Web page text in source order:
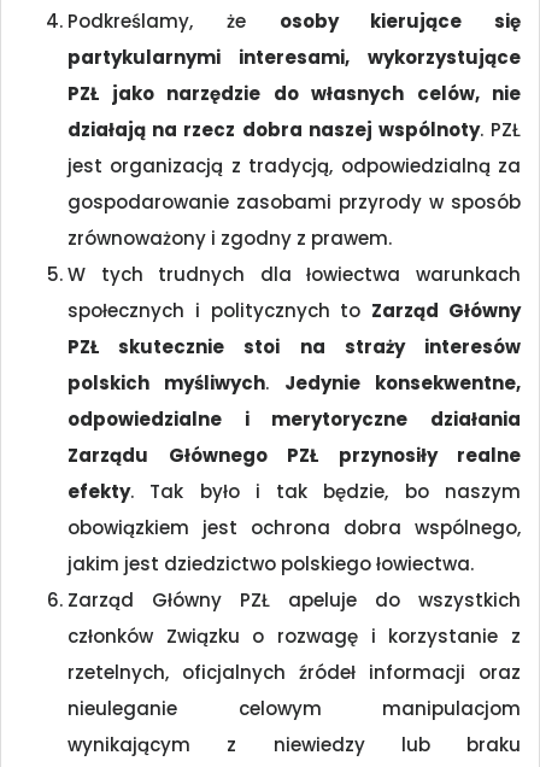
Podkreślamy, że osoby kierujące się
partykularnymi interesami, wykorzystujące
PZŁ jako narzędzie do własnych celów, nie
działają na rzecz dobra naszej wspólnoty. PZŁ
jest organizacją z tradycją, odpowiedzialną za
gospodarowanie zasobami przyrody w sposób
zrównoważony i zgodny z prawem.
W tych trudnych dla łowiectwa warunkach
społecznych i politycznych to Zarząd Główny
PZŁ skutecznie stoi na straży interesów
polskich myśliwych. Jedynie konsekwentne,
odpowiedzialne i merytoryczne działania
Zarządu Głównego PZŁ przynosiły realne
efekty. Tak było i tak będzie, bo naszym
obowiązkiem jest ochrona dobra wspólnego,
jakim jest dziedzictwo polskiego łowiectwa.
Zarząd Główny PZŁ apeluje do wszystkich
członków Związku o rozwagę i korzystanie z
rzetelnych, oficjalnych źródeł informacji oraz
nieuleganie celowym manipulacjom
wynikającym z niewiedzy lub braku